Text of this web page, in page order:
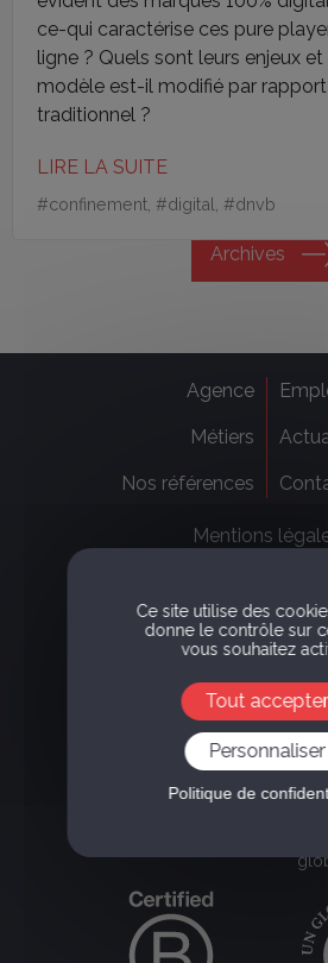
Ce site utilise des
donne le contrôle sur
vous souhaitez
Tout accepter
Personnaliser
Politique de
ce-qui caractérise ces pure
ligne ? Quels sont leurs enjeux
modèle est-il modifié par
traditionnel ?
LIRE LA SUITE
#confinement , #digital , #dnvb
Archives
Agence
Métiers
Nos références
Mentions
8, Terrasse
Paris La Défense,
+33 1 47 31